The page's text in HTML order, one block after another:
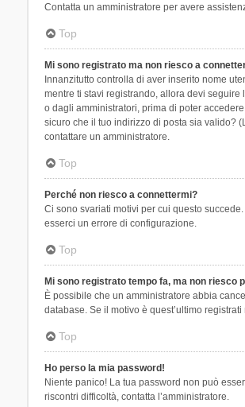
Contatta un amministratore per avere
Top
Mi sono registrato ma non riesco a
Innanzitutto controlla di aver inserito nome
mentre ti stavi registrando, allora devi
o dagli amministratori, prima di poter
sicuro che il tuo indirizzo di posta sia valido?
contattare un amministratore.
Top
Perché non riesco a connettermi?
Ci sono svariati motivi per cui questo
esserci un errore di configurazione.
Top
Mi sono registrato tempo fa, ma non riesco
È possibile che un amministratore abbia
database. Se il motivo è quest’ultimo
Top
Ho perso la mia password!
Niente panico! La tua password non può
riscontri difficoltà, contatta l’amministratore.